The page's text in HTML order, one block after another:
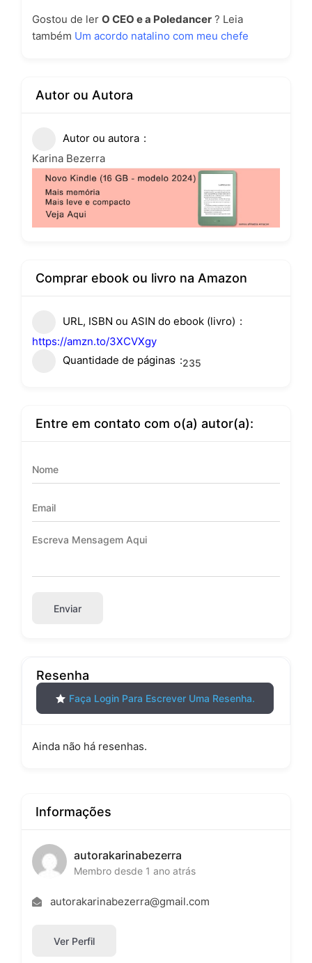
Gostou de ler O CEO e a Poledancer ? Leia
também Um acordo natalino com meu chefe
Autor ou Autora
Autor ou autora
Karina Bezerra
Comprar ebook ou livro na Amazon
URL, ISBN ou ASIN do ebook (livro)
https://amzn.to/3XCVXgy
Quantidade de páginas
235
Entre em contato com o(a) autor(a):
Enviar
Resenha
Faça Login Para Escrever Uma Resenha.
Ainda não há resenhas.
Informações
autorakarinabezerra
Membro desde 1 ano atrás
autorakarinabezerra@gmail.com
Ver Perfil